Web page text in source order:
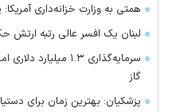
همتی به وزارت خزانه‌داری
لبنان یک افسر عالی رتبه ارتش
سرمایه‌گذاری ۱.۳
گاز
پزشکیان: بهترین زمان برای